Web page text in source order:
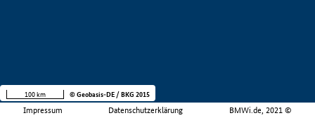
Impressum Datenschutzerklärung BMWi.de, 2021 ©
100 km © Geobasis-DE / BKG 2015